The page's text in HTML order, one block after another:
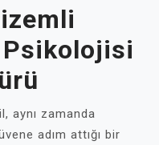
Psikolojisi
aynı zamanda
adım attığı bir